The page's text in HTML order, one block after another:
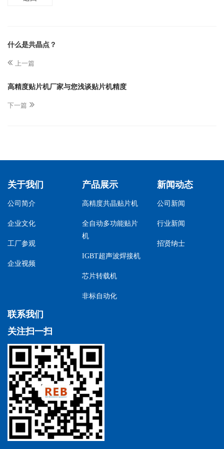
什么是共晶点？
上一篇
高精度贴片机厂家与您浅谈贴片机精度
下一篇
关于我们
公司简介
企业文化
工厂参观
企业视频
产品展示
高精度共晶贴片机
全自动多功能贴片
机
IGBT超声波焊接机
芯片转载机
非标自动化
新闻动态
公司新闻
行业新闻
招贤纳士
联系我们
关注扫一扫